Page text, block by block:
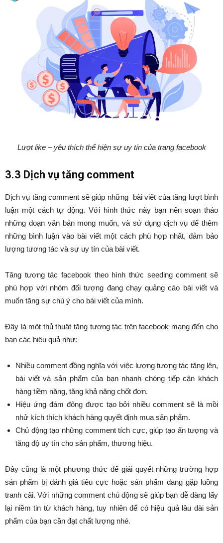
Lượt like – yêu thích thể hiện sự uy tín của trang facebook
3.3 Dịch vụ tăng comment
Dịch vụ tăng comment sẽ giúp những bài viết của tăng lượt bình
luận một cách tự động. Với hình thức này bạn nên soạn thảo
những đoạn văn bản mong muốn, và sử dụng dịch vụ để thêm
những bình luận vào bài viết một cách phù hợp nhất, đảm bảo
lượng tương tác và sự uy tín của bài viết.
Tăng tương tác facebook theo hình thức seeding comment sẽ
phù hợp với nhóm đối tượng đang chạy quảng cáo bài viết và
muốn tăng sự chú ý cho bài viết của mình.
Đây là một thủ thuật tăng tương tác trên facebook mang đến cho
bạn các hiệu quả như:
Nhiều comment đồng nghĩa với việc lượng tương tác tăng lên,
bài viết và sản phẩm của bạn nhanh chóng tiếp cận khách
hàng tiềm năng, tăng khả năng chốt đơn.
Hiệu ứng đám đông được tạo bởi nhiều comment sẽ là mồi
nhử kích thích khách hàng quyết định mua sản phẩm.
Chủ động tạo những comment tích cực, giúp tạo ấn tượng và
tăng độ uy tín cho sản phẩm, thương hiệu.
Đây cũng là một phương thức để giải quyết những trường hợp
sản phẩm bị đánh giá tiêu cực hoặc sản phẩm đang gặp luồng
tranh cãi. Với những comment chủ động sẽ giúp bạn dễ dàng lấy
lại niềm tin từ khách hàng, tuy nhiên để có hiệu quả lâu dài sản
phẩm của bạn cần đạt chất lượng nhé.